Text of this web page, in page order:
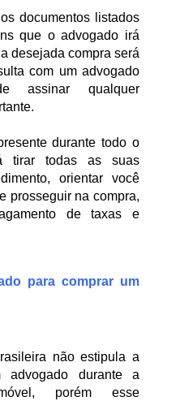
documentos listados
que o advogado irá
desejada compra será
com um advogado
assinar qualquer
durante todo o
tirar todas as suas
orientar você
prosseguir na compra,
de taxas e
para comprar um
não estipula a
advogado durante a
porém esse